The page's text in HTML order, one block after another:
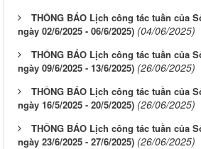
THÔNG BÁO Lịch công tác tuần của
ngày 02/6/2025 - 06/6/2025) (04/06/2025)
THÔNG BÁO Lịch công tác tuần của
ngày 09/6/2025 - 13/6/2025) (26/06/2025)
THÔNG BÁO Lịch công tác tuần của
ngày 16/5/2025 - 20/5/2025) (26/06/2025)
THÔNG BÁO Lịch công tác tuần của
ngày 23/6/2025 - 27/6/2025) (26/06/2025)